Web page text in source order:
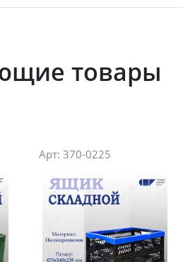
товары
Арт: 370-0225